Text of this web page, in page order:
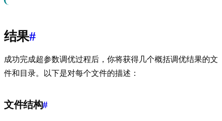
结果#
成功完成超参数调优过程后，你将获得几个概括调优结果的文
件和目录。以下是对每个文件的描述：
文件结构#